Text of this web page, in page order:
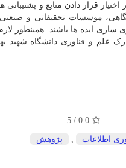
قرار دادن منابع و
موسسات تحقیقاتی و صنعتی
ایده ها باشند. همینطور لازم
0.0
/ 5
اطلاعات پژوهش